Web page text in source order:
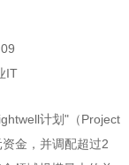
IT
计划"（Project
金，并调配超过2